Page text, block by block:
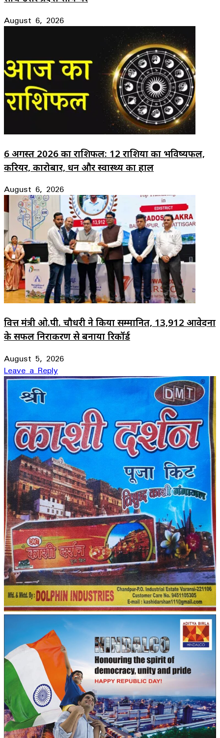
August 6, 2026
6 अगस्त 2026 का राशिफल: 12 राशियों का भविष्यफल,
करियर, कारोबार, धन और स्वास्थ्य का हाल
August 6, 2026
वित्त मंत्री ओ.पी. चौधरी ने किया सम्मानित, 13,912 आवेदनों
के सफल निराकरण से बनाया रिकॉर्ड
August 5, 2026
Leave a Reply